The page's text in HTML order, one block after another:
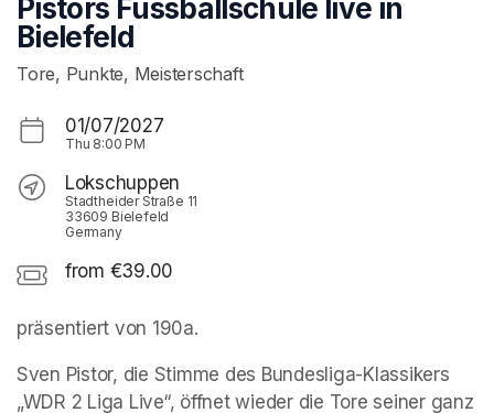
Pistors Fussballschule live in
Bielefeld
Tore, Punkte, Meisterschaft
01/07/2027
Thu 8:00 PM
Lokschuppen
Stadtheider Straße 11
33609 Bielefeld
Germany
from €39.00
präsentiert von 190a.
Sven Pistor, die Stimme des Bundesliga-Klassikers
„WDR 2 Liga Live“, öffnet wieder die Tore seiner ganz